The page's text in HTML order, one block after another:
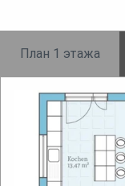
План 1 этажа